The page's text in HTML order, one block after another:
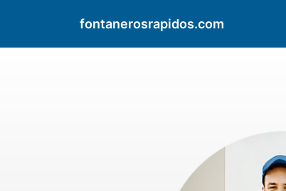
fontanerosrapidos.com